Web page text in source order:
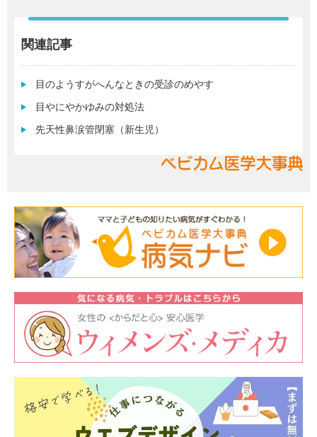
関連記事
目のようすがへんなときの受診のめやす
目やにやかゆみの対処法
先天性鼻涙管閉塞（新生児）